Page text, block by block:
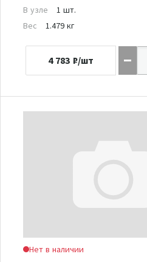
В узле
1 шт.
Вес
1.479 кг
4 783 ₽/шт
Нет в наличии